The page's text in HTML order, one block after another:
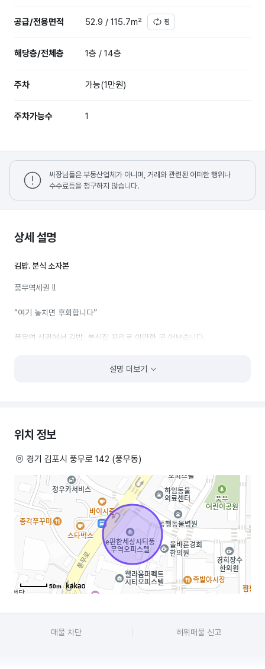
공급/전용면적 52.9 / 115.7㎡ 평
해당층/전체층 1층 / 14층
주차 가능(1만원)
주차가능수 1
싸장님들은 부동산업체가 아니며, 거래와 관련된 어떠한 행위나
수수료등을 청구하지 않습니다.
상세 설명
김밥. 분식 소자본
풍무역세권 !!
“여기 놓치면 후회합니다”
풍무역 상권에서 김밥. 분식집 자리로 이만한 곳 어뵤습니다.
.직장인. 학생, 거주민 포장 배달 폭발구간
.김밥. 분식은 :”자리빨”” 인데 여기는 자리 자체가 최상
.적정. 효율 면적 전용 16.14평 -운영 부담 제로 수익 상승
*이런 분에게 딱 맞는 자리
.하루 매출 확 끌어올리고 싶은 사장님
.경쟁 적고 유동 많은 자리 찾는 사장님
.배달. 포장 동시 공략하고 싶은 사장님
설명 더보기
위치 정보
경기 김포시 풍무로 142 (풍무동)
50m
매물 차단 허위매물 신고